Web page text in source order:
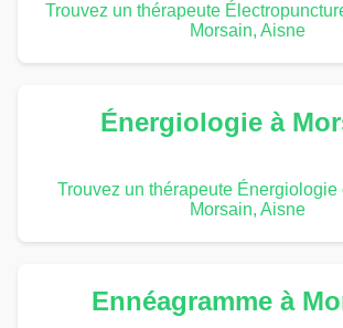
Trouvez un thérapeute
Morsain, Aisne
Énergiologie à
Trouvez un thérapeute Énergiologie
Morsain, Aisne
Ennéagramme à